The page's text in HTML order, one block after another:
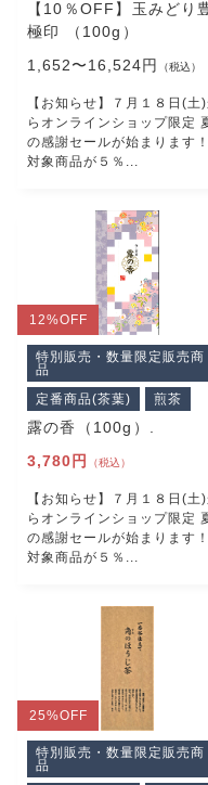
プ
特定
【10％OFF】玉みどり
極印 （100g）
1,652〜16,524円
（税込）
【お知らせ】７月１８日(土
らオンラインショップ限定
の感謝セールが始まります！
対象商品が５％...
特別販売・数量限定販売商
品
定番商品(茶葉)
煎茶
露の香（100g）.
3,780円
（税込）
12%OFF
【お知らせ】７月１８日(土
らオンラインショップ限定
の感謝セールが始まります！
対象商品が５％...
特別販売・数量限定販売商
品
25%OFF